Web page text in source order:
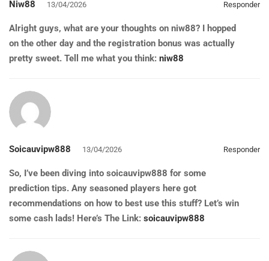
Niw88 13/04/2026 Responder
Alright guys, what are your thoughts on niw88? I hopped
on the other day and the registration bonus was actually
pretty sweet. Tell me what you think: niw88
Soicauvipw888 13/04/2026 Responder
So, I’ve been diving into soicauvipw888 for some
prediction tips. Any seasoned players here got
recommendations on how to best use this stuff? Let’s win
some cash lads! Here’s The Link: soicauvipw888